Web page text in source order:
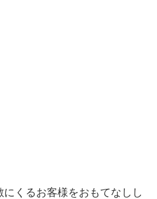
くるお客様をおもてなしし